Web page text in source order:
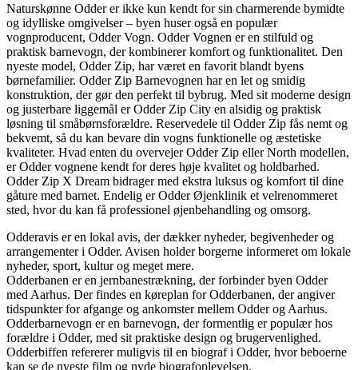
Naturskønne Odder er ikke kun kendt for sin charmerende bymidte
og idylliske omgivelser – byen huser også en populær
vognproducent, Odder Vogn. Odder Vognen er en stilfuld og
praktisk barnevogn, der kombinerer komfort og funktionalitet. Den
nyeste model, Odder Zip, har været en favorit blandt byens
børnefamilier. Odder Zip Barnevognen har en let og smidig
konstruktion, der gør den perfekt til bybrug. Med sit moderne design
og justerbare liggemål er Odder Zip City en alsidig og praktisk
løsning til småbørnsforældre. Reservedele til Odder Zip fås nemt og
bekvemt, så du kan bevare din vogns funktionelle og æstetiske
kvaliteter. Hvad enten du overvejer Odder Zip eller North modellen,
er Odder vognene kendt for deres høje kvalitet og holdbarhed.
Odder Zip X Dream bidrager med ekstra luksus og komfort til dine
gåture med barnet. Endelig er Odder Øjenklinik et velrenommeret
sted, hvor du kan få professionel øjenbehandling og omsorg.
Odderavis er en lokal avis, der dækker nyheder, begivenheder og
arrangementer i Odder. Avisen holder borgerne informeret om lokale
nyheder, sport, kultur og meget mere.
Odderbanen er en jernbanestrækning, der forbinder byen Odder
med Aarhus. Der findes en køreplan for Odderbanen, der angiver
tidspunkter for afgange og ankomster mellem Odder og Aarhus.
Odderbarnevogn er en barnevogn, der formentlig er populær hos
forældre i Odder, med sit praktiske design og brugervenlighed.
Odderbiffen refererer muligvis til en biograf i Odder, hvor beboerne
kan se de nyeste film og nyde biografoplevelsen.